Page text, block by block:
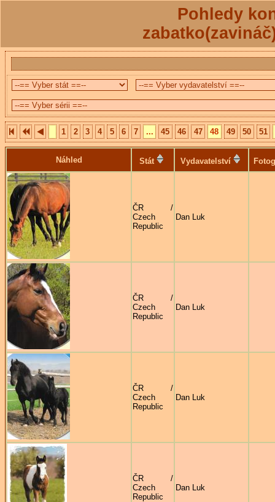
Pohledy
1 2 3 4 5 6 7 ... 45 46 47 48 49 50 51
Náhled Stát Vydavatelství
ČR /
Czech
Republic
Dan Luk
ČR /
Czech
Republic
Dan Luk
ČR /
Czech
Republic
Dan Luk
ČR /
Czech
Republic
Dan Luk